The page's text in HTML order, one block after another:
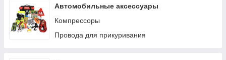
Автомобильные аксессуары
Компрессоры
Провода для прикуривания